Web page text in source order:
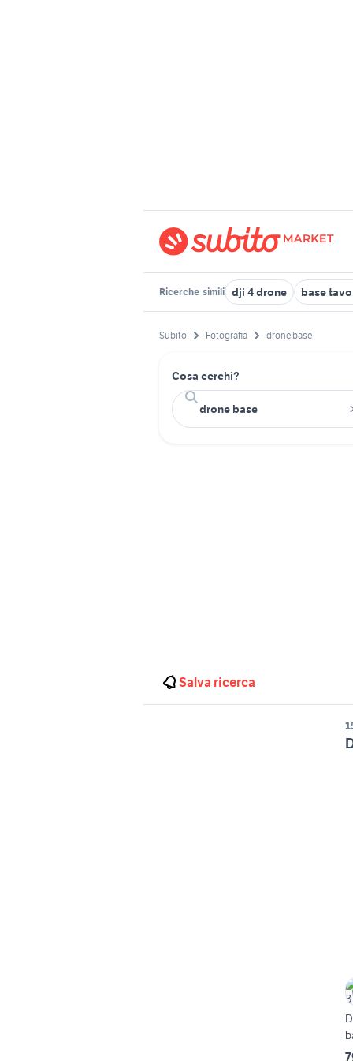
Ricerche simili dji 4 drone base
Subito Fotografia drone base
Cosa cerchi?
Salva ricerca